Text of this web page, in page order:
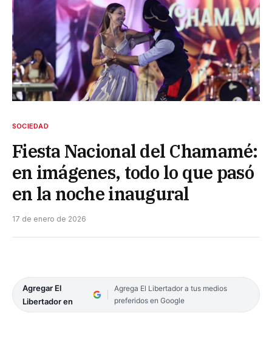
SOCIEDAD
Fiesta Nacional del Chamamé:
en imágenes, todo lo que pasó
en la noche inaugural
17 de enero de 2026
Agregar El
Libertador en
Agrega El Libertador a tus medios
preferidos en Google